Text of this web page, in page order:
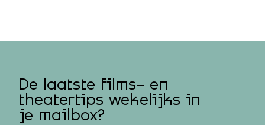
De laatste films- en
theatertips wekelijks in
je mailbox?